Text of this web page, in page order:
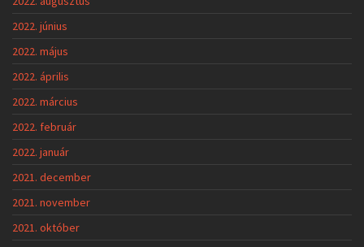
2022. június
2022. május
2022. április
2022. március
2022. február
2022. január
2021. december
2021. november
2021. október